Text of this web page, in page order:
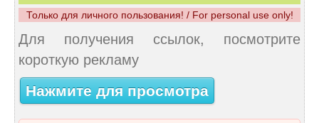
Только для личного пользования! / For personal use only!
Для получения ссылок, посмотрите
короткую рекламу
Нажмите для просмотра